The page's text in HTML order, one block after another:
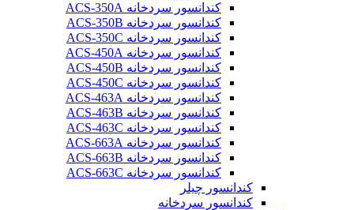
کندانسور سردخانه ACS-350A
کندانسور سردخانه ACS-350B
کندانسور سردخانه ACS-350C
کندانسور سردخانه ACS-450A
کندانسور سردخانه ACS-450B
کندانسور سردخانه ACS-450C
کندانسور سردخانه ACS-463A
کندانسور سردخانه ACS-463B
کندانسور سردخانه ACS-463C
کندانسور سردخانه ACS-663A
کندانسور سردخانه ACS-663B
کندانسور سردخانه ACS-663C
کندانسور چیلر
کندانسور سردخانه